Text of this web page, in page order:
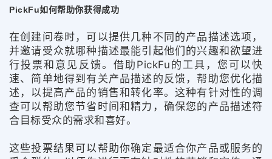
PickFu如何帮助你获得成功
在创建问卷时，可以提供几种不同的产品描述选项，
并邀请受众就哪种描述最能引起他们的兴趣和欲望进
行投票和意见反馈。借助PickFu的工具，您可以快
速、简单地得到有关产品描述的反馈，帮助您优化描
述，以提高产品的销售和转化率。这种有针对性的调
查可以帮助您节省时间和精力，确保您的产品描述符
合目标受众的需求和喜好。
这些投票结果可以帮助你确定最适合你产品或服务的